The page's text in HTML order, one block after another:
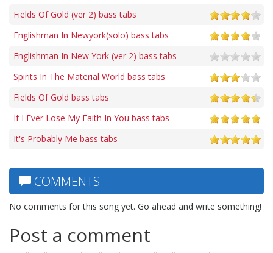
Fields Of Gold (ver 2) bass tabs
Englishman In Newyork(solo) bass tabs
Englishman In New York (ver 2) bass tabs
Spirits In The Material World bass tabs
Fields Of Gold bass tabs
If I Ever Lose My Faith In You bass tabs
It's Probably Me bass tabs
COMMENTS
No comments for this song yet. Go ahead and write something!
Post a comment